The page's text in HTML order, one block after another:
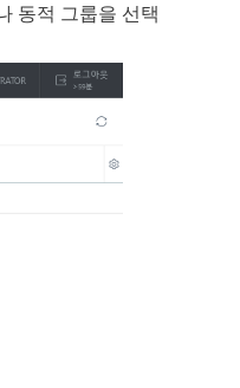
동적 그룹을 선택